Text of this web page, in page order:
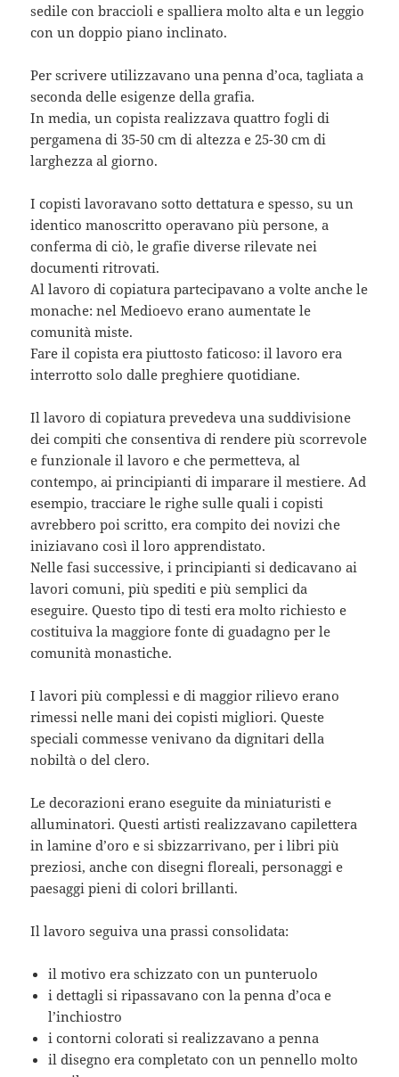
sedile con braccioli e spalliera molto alta e un leggio
con un doppio piano inclinato.
Per scrivere utilizzavano una penna d’oca, tagliata a
seconda delle esigenze della grafia.
In media, un copista realizzava quattro fogli di
pergamena di 35-50 cm di altezza e 25-30 cm di
larghezza al giorno.
I copisti lavoravano sotto dettatura e spesso, su un
identico manoscritto operavano più persone, a
conferma di ciò, le grafie diverse rilevate nei
documenti ritrovati.
Al lavoro di copiatura partecipavano a volte anche le
monache: nel Medioevo erano aumentate le
comunità miste.
Fare il copista era piuttosto faticoso: il lavoro era
interrotto solo dalle preghiere quotidiane.
Il lavoro di copiatura prevedeva una suddivisione
dei compiti che consentiva di rendere più scorrevole
e funzionale il lavoro e che permetteva, al
contempo, ai principianti di imparare il mestiere. Ad
esempio, tracciare le righe sulle quali i copisti
avrebbero poi scritto, era compito dei novizi che
iniziavano così il loro apprendistato.
Nelle fasi successive, i principianti si dedicavano ai
lavori comuni, più spediti e più semplici da
eseguire. Questo tipo di testi era molto richiesto e
costituiva la maggiore fonte di guadagno per le
comunità monastiche.
I lavori più complessi e di maggior rilievo erano
rimessi nelle mani dei copisti migliori. Queste
speciali commesse venivano da dignitari della
nobiltà o del clero.
Le decorazioni erano eseguite da miniaturisti e
alluminatori. Questi artisti realizzavano capilettera
in lamine d’oro e si sbizzarrivano, per i libri più
preziosi, anche con disegni floreali, personaggi e
paesaggi pieni di colori brillanti.
Il lavoro seguiva una prassi consolidata:
il motivo era schizzato con un punteruolo
i dettagli si ripassavano con la penna d’oca e
l’inchiostro
i contorni colorati si realizzavano a penna
il disegno era completato con un pennello molto